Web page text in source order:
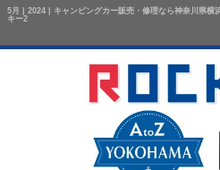
5月 | 2024 | キャンピングカー販売・修理なら神奈川県横
キー2